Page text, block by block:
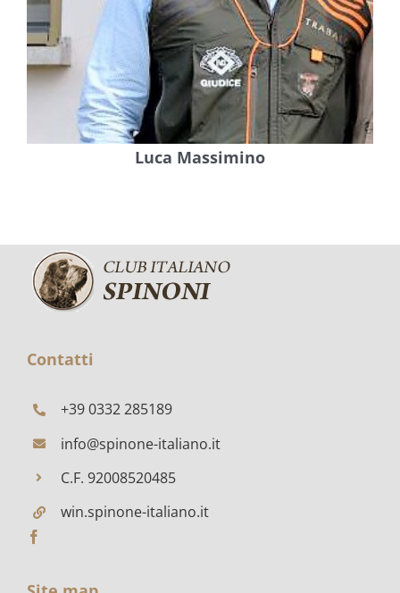
Luca Massimino
Contatti
+39 0332 285189
info@spinone-italiano.it
C.F. 92008520485
win.spinone-italiano.it